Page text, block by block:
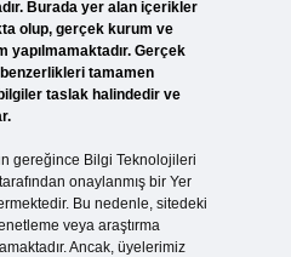
Burada yer alan içerikler
olup, gerçek kurum ve
yapılmamaktadır. Gerçek
tamamen
taslak halindedir ve
gereğince Bilgi Teknolojileri
onaylanmış bir Yer
Bu nedenle, sitedeki
veya araştırma
Ancak, üyelerimiz